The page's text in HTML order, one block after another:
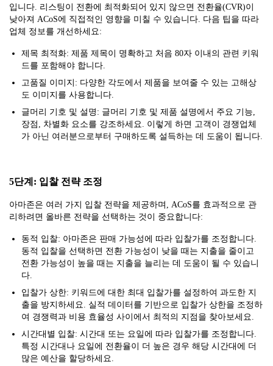
입니다. 리스팅이 전환에 최적화되어 있지 않으면 전환율(CVR)이
낮아져 ACoS에 직접적인 영향을 미칠 수 있습니다. 다음 팁을 따라
업체 정보를 개선하세요:
제목 최적화: 제품 제목이 명확하고 처음 80자 이내의 관련 키워
드를 포함해야 합니다.
고품질 이미지: 다양한 각도에서 제품을 보여줄 수 있는 고해상
도 이미지를 사용합니다.
글머리 기호 및 설명: 글머리 기호 및 제품 설명에서 주요 기능,
장점, 차별화 요소를 강조하세요. 이렇게 하면 고객이 경쟁업체
가 아닌 여러분으로부터 구매하도록 설득하는 데 도움이 됩니다.
5단계: 입찰 전략 조정
아마존은 여러 가지 입찰 전략을 제공하며, ACoS를 효과적으로 관
리하려면 올바른 전략을 선택하는 것이 중요합니다:
동적 입찰: 아마존은 판매 가능성에 따라 입찰가를 조정합니다.
동적 입찰을 선택하면 전환 가능성이 낮을 때는 지출을 줄이고
전환 가능성이 높을 때는 지출을 늘리는 데 도움이 될 수 있습니
다.
입찰가 상한: 키워드에 대한 최대 입찰가를 설정하여 과도한 지
출을 방지하세요. 실적 데이터를 기반으로 입찰가 상한을 조정하
여 경쟁력과 비용 효율성 사이에서 최적의 지점을 찾아보세요.
시간대별 입찰: 시간대 또는 요일에 따라 입찰가를 조정합니다.
특정 시간대나 요일에 전환율이 더 높은 경우 해당 시간대에 더
많은 예산을 할당하세요.